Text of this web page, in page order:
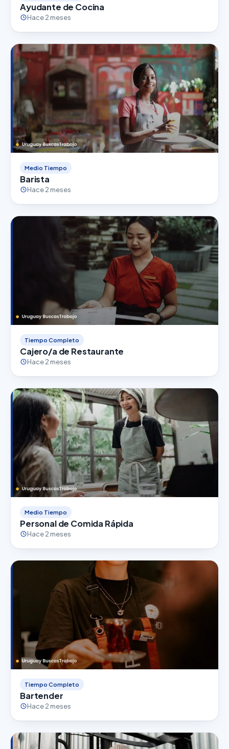
Ayudante de Cocina
Hace 2 meses
Medio Tiempo
Barista
Hace 2 meses
Tiempo Completo
Cajero/a de Restaurante
Hace 2 meses
Medio Tiempo
Personal de Comida Rápida
Hace 2 meses
Tiempo Completo
Bartender
Hace 2 meses